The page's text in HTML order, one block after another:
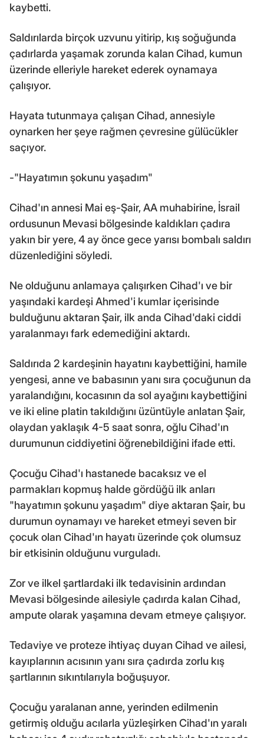
kaybetti.
Saldırılarda birçok uzvunu yitirip, kış soğuğunda
çadırlarda yaşamak zorunda kalan Cihad, kumun
üzerinde elleriyle hareket ederek oynamaya
çalışıyor.
Hayata tutunmaya çalışan Cihad, annesiyle
oynarken her şeye rağmen çevresine gülücükler
saçıyor.
-"Hayatımın şokunu yaşadım"
Cihad'ın annesi Mai eş-Şair, AA muhabirine, İsrail
ordusunun Mevasi bölgesinde kaldıkları çadıra
yakın bir yere, 4 ay önce gece yarısı bombalı saldırı
düzenlediğini söyledi.
Ne olduğunu anlamaya çalışırken Cihad'ı ve bir
yaşındaki kardeşi Ahmed'i kumlar içerisinde
bulduğunu aktaran Şair, ilk anda Cihad'daki ciddi
yaralanmayı fark edemediğini aktardı.
Saldırıda 2 kardeşinin hayatını kaybettiğini, hamile
yengesi, anne ve babasının yanı sıra çocuğunun da
yaralandığını, kocasının da sol ayağını kaybettiğini
ve iki eline platin takıldığını üzüntüyle anlatan Şair,
olaydan yaklaşık 4-5 saat sonra, oğlu Cihad'ın
durumunun ciddiyetini öğrenebildiğini ifade etti.
Çocuğu Cihad'ı hastanede bacaksız ve el
parmakları kopmuş halde gördüğü ilk anları
"hayatımın şokunu yaşadım" diye aktaran Şair, bu
durumun oynamayı ve hareket etmeyi seven bir
çocuk olan Cihad'ın hayatı üzerinde çok olumsuz
bir etkisinin olduğunu vurguladı.
Zor ve ilkel şartlardaki ilk tedavisinin ardından
Mevasi bölgesinde ailesiyle çadırda kalan Cihad,
ampute olarak yaşamına devam etmeye çalışıyor.
Tedaviye ve proteze ihtiyaç duyan Cihad ve ailesi,
kayıplarının acısının yanı sıra çadırda zorlu kış
şartlarının sıkıntılarıyla boğuşuyor.
Çocuğu yaralanan anne, yerinden edilmenin
getirmiş olduğu acılarla yüzleşirken Cihad'ın yaralı